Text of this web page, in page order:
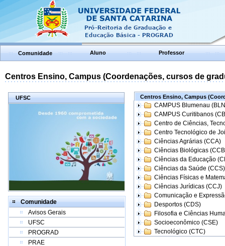
Comunidade Aluno Professor
Centros Ensino, Campus (Coordenações, cursos de
UFSC
Comunidade
Avisos Gerais
UFSC
PROGRAD
PRAE
Centros Ensino, Campus
CAMPUS Blumenau
CAMPUS Curitibanos
Centro de Ciências,
Centro Tecnológico de
Ciências Agrárias (CCA)
Ciências Biológicas
Ciências da Educação
Ciências da Saúde (CCS)
Ciências Físicas e
Ciências Jurídicas (CCJ)
Comunicação e
Desportos (CDS)
Filosofia e Ciências
Socioeconômico (CSE)
Tecnológico (CTC)